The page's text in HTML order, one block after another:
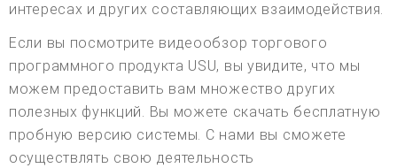
интересах и других составляющих взаимодействия.
Если вы посмотрите видеообзор торгового
программного продукта USU, вы увидите, что мы
можем предоставить вам множество других
полезных функций. Вы можете скачать бесплатную
пробную версию системы. С нами вы сможете
осуществлять свою деятельность